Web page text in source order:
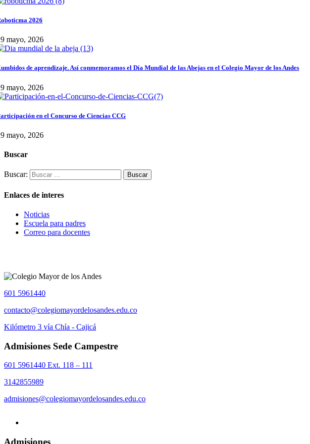
2026
mayo, 2026
de aprendizaje. Así conmemoramos el Día Mundial de las Abejas en el Colegio Mayor de los Andes
mayo, 2026
en el Concurso de Ciencias CCG
mayo, 2026
Buscar
Buscar:
Enlaces de interes
Noticias
Escuela para padres
Correo para docentes
601 5961440
contacto@colegiomayordelosandes.edu.co
Kilómetro 3 vía Chía - Cajicá
Admisiones Sede Campestre
601 5961440 Ext. 118 – 111
3142855989
admisiones@colegiomayordelosandes.edu.co
Admisiones